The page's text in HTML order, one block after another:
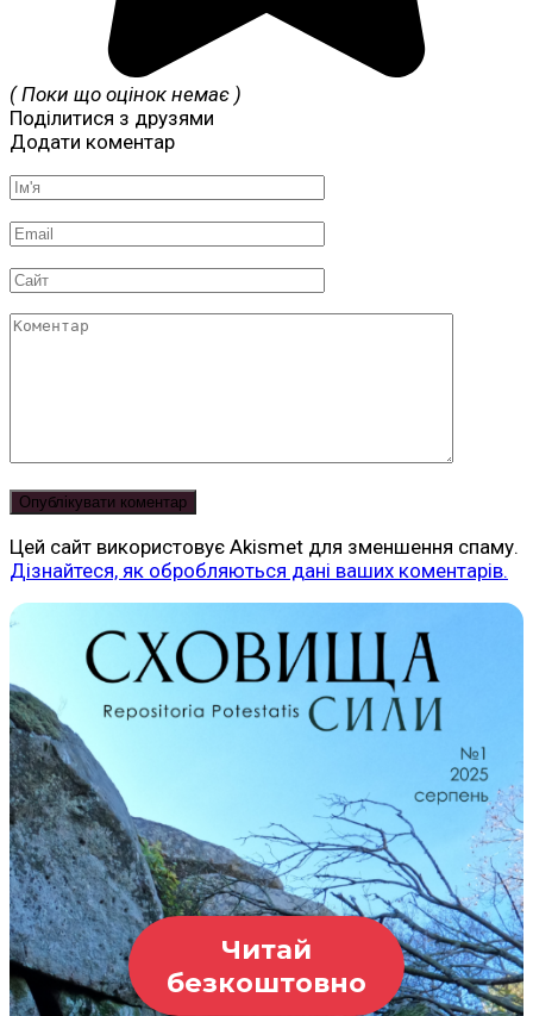
( Поки що оцінок немає )
Поділитися з друзями
Додати коментар
Ім'я
*
Email
*
Сайт
Коментар
Цей сайт використовує Akismet для зменшення спаму.
Дізнайтеся, як обробляються дані ваших коментарів.
Читай
безкоштовно